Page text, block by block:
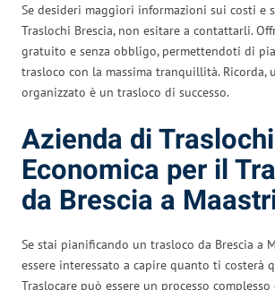
Se desideri maggiori informazioni sui costi e
Traslochi Brescia, non esitare a contattarli.
gratuito e senza obbligo, permettendoti di
trasloco con la massima tranquillità. Ricorda,
organizzato è un trasloco di successo.
Azienda di Traslochi
Economica per il
da Brescia a
Se stai pianificando un trasloco da Brescia a
essere interessato a capire quanto ti costerà
Traslocare può essere un processo complesso